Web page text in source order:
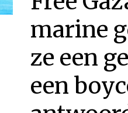
marine
ze een
een